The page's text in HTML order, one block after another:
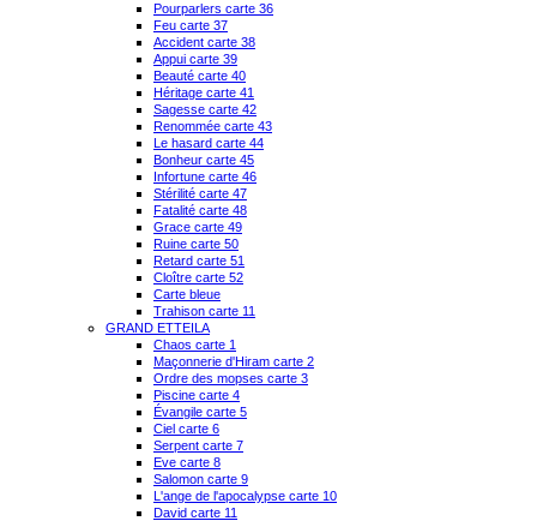
Pourparlers carte 36
Feu carte 37
Accident carte 38
Appui carte 39
Beauté carte 40
Héritage carte 41
Sagesse carte 42
Renommée carte 43
Le hasard carte 44
Bonheur carte 45
Infortune carte 46
Stérilité carte 47
Fatalité carte 48
Grace carte 49
Ruine carte 50
Retard carte 51
Cloître carte 52
Carte bleue
Trahison carte 11
GRAND ETTEILA
Chaos carte 1
Maçonnerie d'Hiram carte 2
Ordre des mopses carte 3
Piscine carte 4
Évangile carte 5
Ciel carte 6
Serpent carte 7
Eve carte 8
Salomon carte 9
L'ange de l'apocalypse carte 10
David carte 11